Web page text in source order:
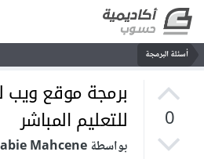
أسئلة البرمجة
0
برمجة موقع ويب
للتعليم المباشر
بواسطة Rabie Mahcene